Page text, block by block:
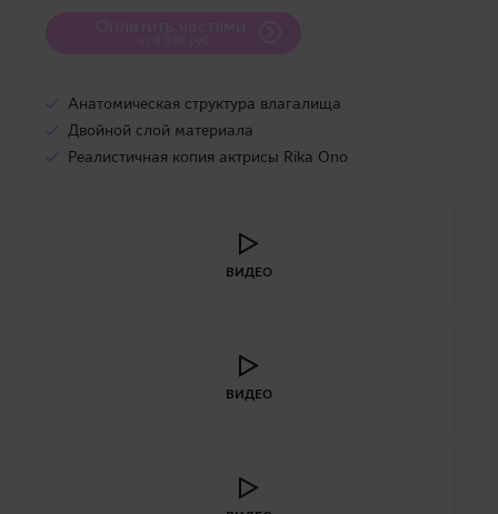
Анатомическая структура влагалища
Двойной слой материала
Реалистичная копия актрисы Rika Ono
ВИДЕО
ВИДЕО